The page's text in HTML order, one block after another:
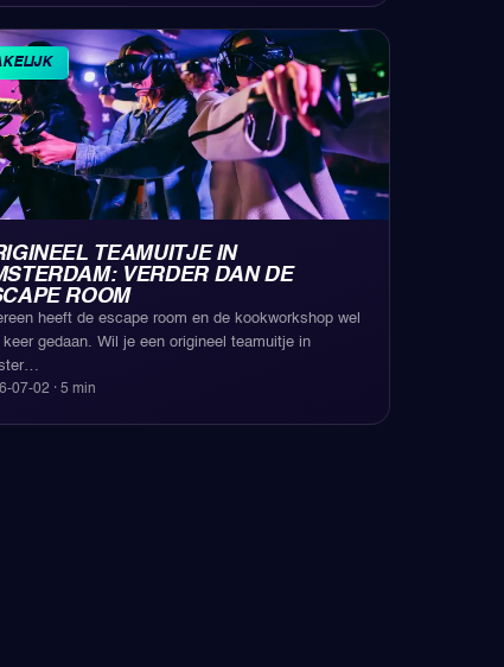
TEAMUITJE IN
VERDER DAN DE
ROOM
heeft de escape room en de kookworkshop wel
keer gedaan. Wil je een origineel teamuitje in
…
07-02 · 5 min